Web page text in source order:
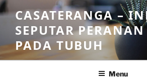
Skip
to
content
CASATERANGA –
SEPUTAR
PADA TUBUH
Menu